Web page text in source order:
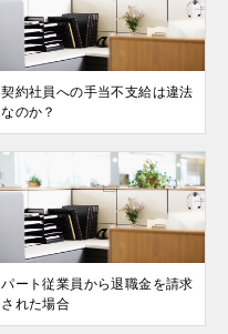
契約社員への⼿当不⽀給は違法
なのか？
パート従業員から退職金を請求
された場合